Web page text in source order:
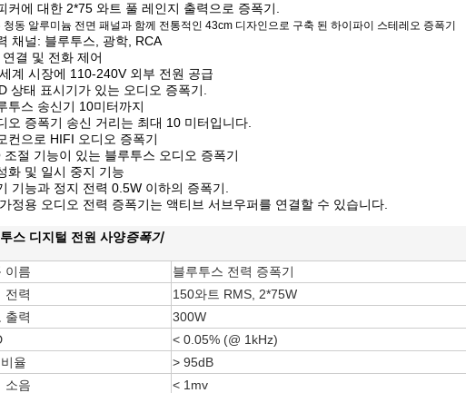
커에 대한 2*75 와트 풀 레인지 출력으로 증폭기.
청동 알루미늄 전면 패널과 함께 전통적인 43cm 디자인으로 구축 된 하이파이 스테레오 증폭기
채널: 블루투스, 광학, RCA
결 및 전화 제어
계 시장에 110-240V 외부 전원 공급
상태 표시기가 있는 오디오 증폭기.
투스 송신기 10미터까지
오 증폭기 송신 거리는 최대 10 미터입니다.
컨으로 HIFI 오디오 증폭기
조절 기능이 있는 블루투스 오디오 증폭기
화 및 일시 중지 기능
기능과 정지 전력 0.5W 이하의 증폭기.
정용 오디오 전력 증폭기는 액티브 서브우퍼를 연결할 수 있습니다.
스 디지털 전원 사양증폭기
이름
블루투스 전력 증폭기
전력
150와트 RMS, 2*75W
출력
300W
< 0.05% (@ 1kHz)
율
> 95dB
소음
< 1mv